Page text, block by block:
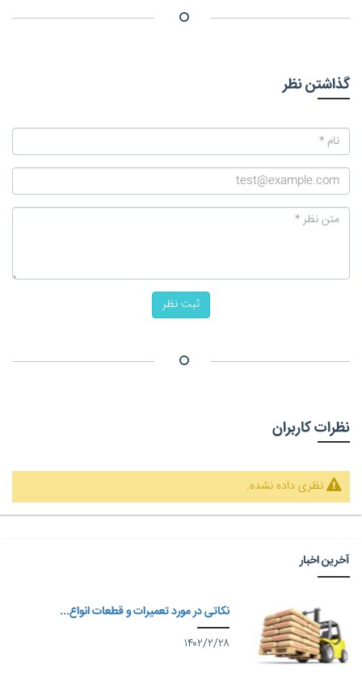
گذاشتن نظر
ثبت نظر
نظرات کاربران
نظری داده نشده.
آخرین اخبار
نکاتی در مورد تعمیرات و قطعات انواع...
۱۴۰۲/۲/۲۸